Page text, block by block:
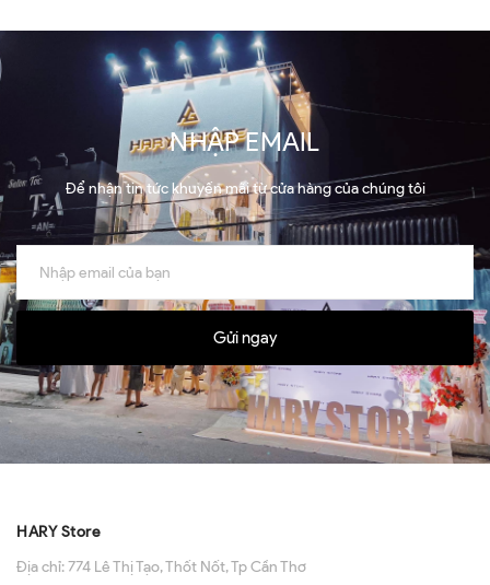
NHẬP EMAIL
Để nhận tin tức khuyến mãi từ cửa hàng của chúng tôi
Gửi ngay
HARY Store
Địa chỉ:774 Lê Thị Tạo, Thốt Nốt, Tp Cần Thơ